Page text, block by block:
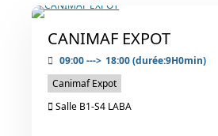
CANIMAF EXPOT
09:00---> 18:00(durée:9H0min)
Canimaf Expot
Salle B1-S4 LABA